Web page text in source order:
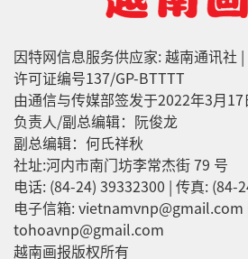
因特网信息服务供应家: 越南通讯社
许可证编号137/GP-BTTTT
由通信与传媒部签发于2022年3月17
负责人/副总编辑：阮俊龙
副总编辑：何氏祥秋
社址:河内市南门坊李常杰街 79 号
电话: (84-24) 39332300 | 传真: (84-
电子信箱: vietnamvnp@gmail.com
tohoavnp@gmail.com
越南画报版权所有